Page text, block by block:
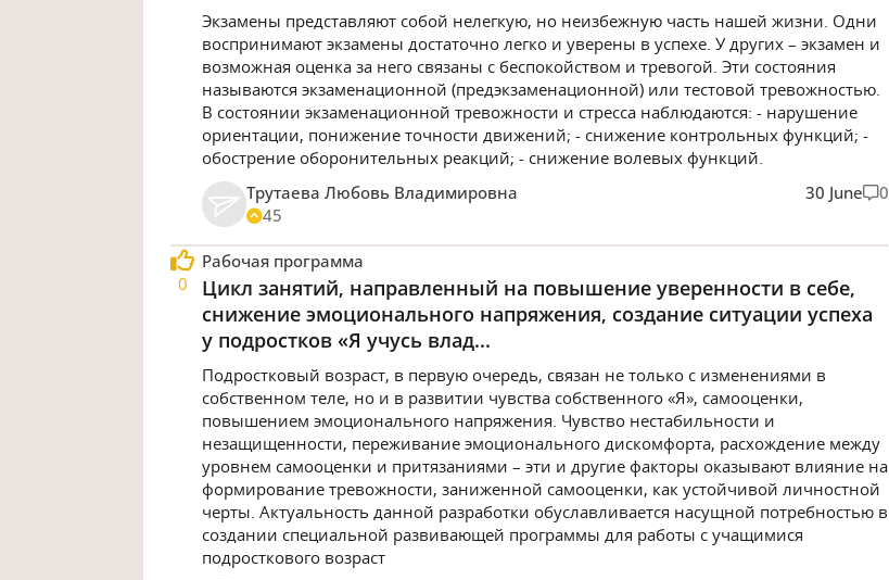
Экзамены представляют собой нелегкую, но неизбежную часть нашей жизни. Одни
воспринимают экзамены достаточно легко и уверены в успехе. У других – экзамен и
возможная оценка за него связаны с беспокойством и тревогой. Эти состояния
называются экзаменационной (предэкзаменационной) или тестовой тревожностью.
В состоянии экзаменационной тревожности и стресса наблюдаются: - нарушение
ориентации, понижение точности движений; - снижение контрольных функций; -
обострение оборонительных реакций; - снижение волевых функций.
Трутаева Любовь Владимировна
45
30 June 0
0
Рабочая программа
Цикл занятий, направленный на повышение уверенности в себе,
снижение эмоционального напряжения, создание ситуации успеха
у подростков «Я учусь влад...
Подростковый возраст, в первую очередь, связан не только с изменениями в
собственном теле, но и в развитии чувства собственного «Я», самооценки,
повышением эмоционального напряжения. Чувство нестабильности и
незащищенности, переживание эмоционального дискомфорта, расхождение между
уровнем самооценки и притязаниями – эти и другие факторы оказывают влияние на
формирование тревожности, заниженной самооценки, как устойчивой личностной
черты. Актуальность данной разработки обуславливается насущной потребностью в
создании специальной развивающей программы для работы с учащимися
подросткового возраст